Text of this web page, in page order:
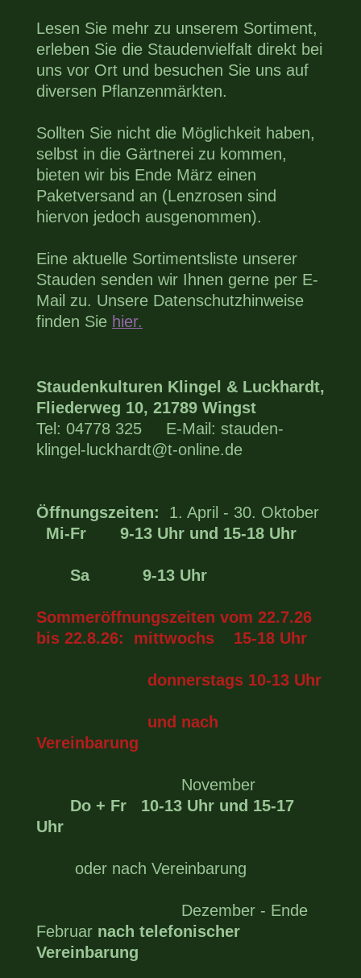
Lesen Sie mehr zu unserem Sortiment,
erleben Sie die Staudenvielfalt direkt bei
uns vor Ort und besuchen Sie uns auf
diversen Pflanzenmärkten.
Sollten Sie nicht die Möglichkeit haben,
selbst in die Gärtnerei zu kommen,
bieten wir bis Ende März einen
Paketversand an (Lenzrosen sind
hiervon jedoch ausgenommen).
Eine aktuelle Sortimentsliste unserer
Stauden senden wir Ihnen gerne per E-
Mail zu. Unsere Datenschutzhinweise
finden Sie hier.
Staudenkulturen Klingel & Luckhardt,
Fliederweg 10, 21789 Wingst
Tel: 04778 325 E-Mail: stauden-
klingel-luckhardt@t-online.de
Öffnungszeiten: 1. April - 30. Oktober
Mi-Fr 9-13 Uhr und 15-18 Uhr
Sa 9-13 Uhr
Sommeröffnungszeiten vom 22.7.26
bis 22.8.26: mittwochs 15-18 Uhr
donnerstags 10-13 Uhr
und nach
Vereinbarung
November
Do + Fr 10-13 Uhr und 15-17
Uhr
oder nach Vereinbarung
Dezember - Ende
Februar nach telefonischer
Vereinbarung